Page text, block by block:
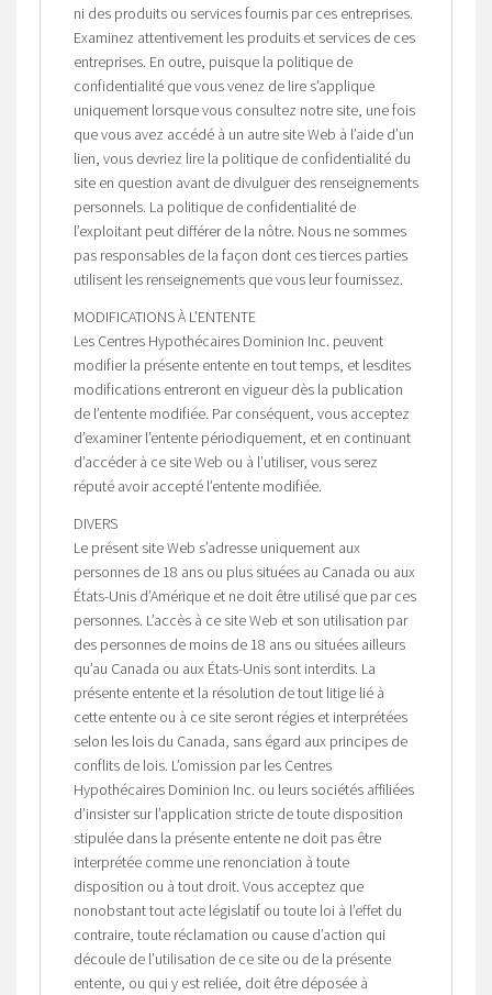
ni des produits ou services fournis par ces entreprises.
Examinez attentivement les produits et services de ces
entreprises. En outre, puisque la politique de
confidentialité que vous venez de lire s’applique
uniquement lorsque vous consultez notre site, une fois
que vous avez accédé à un autre site Web à l’aide d’un
lien, vous devriez lire la politique de confidentialité du
site en question avant de divulguer des renseignements
personnels. La politique de confidentialité de
l’exploitant peut différer de la nôtre. Nous ne sommes
pas responsables de la façon dont ces tierces parties
utilisent les renseignements que vous leur fournissez.
MODIFICATIONS À L’ENTENTE
Les Centres Hypothécaires Dominion Inc. peuvent
modifier la présente entente en tout temps, et lesdites
modifications entreront en vigueur dès la publication
de l’entente modifiée. Par conséquent, vous acceptez
d’examiner l’entente périodiquement, et en continuant
d’accéder à ce site Web ou à l’utiliser, vous serez
réputé avoir accepté l’entente modifiée.
DIVERS
Le présent site Web s’adresse uniquement aux
personnes de 18 ans ou plus situées au Canada ou aux
États-Unis d’Amérique et ne doit être utilisé que par ces
personnes. L’accès à ce site Web et son utilisation par
des personnes de moins de 18 ans ou situées ailleurs
qu’au Canada ou aux États-Unis sont interdits. La
présente entente et la résolution de tout litige lié à
cette entente ou à ce site seront régies et interprétées
selon les lois du Canada, sans égard aux principes de
conflits de lois. L’omission par les Centres
Hypothécaires Dominion Inc. ou leurs sociétés affiliées
d’insister sur l’application stricte de toute disposition
stipulée dans la présente entente ne doit pas être
interprétée comme une renonciation à toute
disposition ou à tout droit. Vous acceptez que
nonobstant tout acte législatif ou toute loi à l’effet du
contraire, toute réclamation ou cause d’action qui
découle de l’utilisation de ce site ou de la présente
entente, ou qui y est reliée, doit être déposée à